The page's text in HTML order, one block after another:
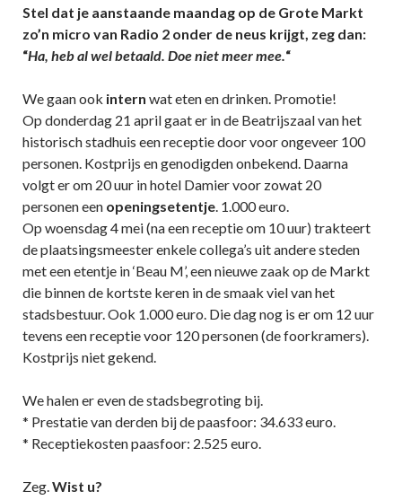
Stel dat je aanstaande maandag op de Grote Markt
zo’n micro van Radio 2 onder de neus krijgt, zeg dan:
“Ha, heb al wel betaald. Doe niet meer mee.“
We gaan ook intern wat eten en drinken. Promotie!
Op donderdag 21 april gaat er in de Beatrijszaal van het
historisch stadhuis een receptie door voor ongeveer 100
personen. Kostprijs en genodigden onbekend. Daarna
volgt er om 20 uur in hotel Damier voor zowat 20
personen een openingsetentje. 1.000 euro.
Op woensdag 4 mei (na een receptie om 10 uur) trakteert
de plaatsingsmeester enkele collega’s uit andere steden
met een etentje in ‘Beau M’, een nieuwe zaak op de Markt
die binnen de kortste keren in de smaak viel van het
stadsbestuur. Ook 1.000 euro. Die dag nog is er om 12 uur
tevens een receptie voor 120 personen (de foorkramers).
Kostprijs niet gekend.
We halen er even de stadsbegroting bij.
* Prestatie van derden bij de paasfoor: 34.633 euro.
* Receptiekosten paasfoor: 2.525 euro.
Zeg.Wist u?